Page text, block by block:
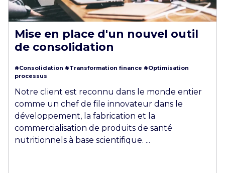
Mise en place d'un nouvel outil
de consolidation
#Consolidation #Transformation finance #Optimisation
processus
Notre client est reconnu dans le monde entier
comme un chef de file innovateur dans le
développement, la fabrication et la
commercialisation de produits de santé
nutritionnels à base scientifique. ...